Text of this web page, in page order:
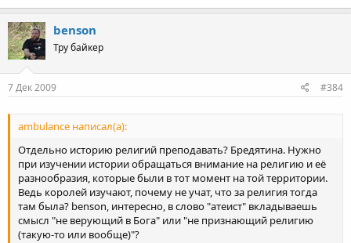
benson
Тру байкер
7 Дек 2009 #384
ambulance написал(а):
Отдельно историю религий преподавать? Бредятина. Нужно
при изучении истории обращаться внимание на религию и её
разнообразия, которые были в тот момент на той территории.
Ведь королей изучают, почему не учат, что за религия тогда
там была? benson, интересно, в слово "атеист" вкладываешь
смысл "не верующий в Бога" или "не признающий религию
(такую-то или вообще)"?